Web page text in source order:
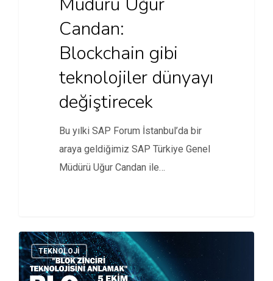
Candan:
Blockchain gibi
teknolojiler dünyayı
değiştirecek
Bu yılki SAP Forum İstanbul’da bir
araya geldiğimiz SAP Türkiye Genel
Müdürü Uğur Candan ile…
TEKNOLOJI